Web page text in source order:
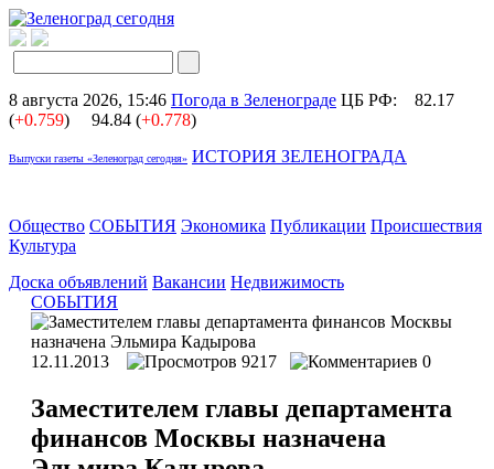
8 августа 2026, 15:46 Погода в Зеленограде ЦБ РФ:
82.17
(+0.759) 94.84 (+0.778)
Выпуски газеты «Зеленоград сегодня» ИСТОРИЯ ЗЕЛЕНОГРАДА
Общество СОБЫТИЯ Экономика Публикации Происшествия
Культура
Доска объявлений Вакансии Недвижимость
СОБЫТИЯ
12.11.2013 9217 0
Заместителем главы департамента
финансов Москвы назначена